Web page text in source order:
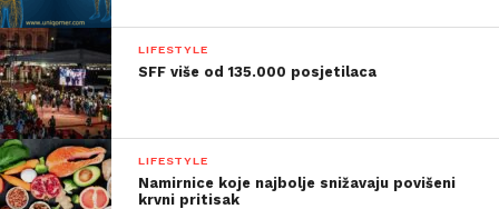
LIFESTYLE
SFF više od 135.000 posjetilaca
LIFESTYLE
Namirnice koje najbolje snižavaju povišeni
krvni pritisak